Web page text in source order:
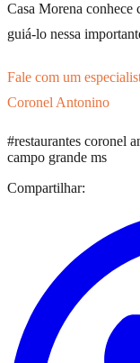
Casa Morena conhece
guiá-lo nessa
Fale com um
Coronel Antonino
#restaurantes coronel
campo grande ms
Compartilhar: